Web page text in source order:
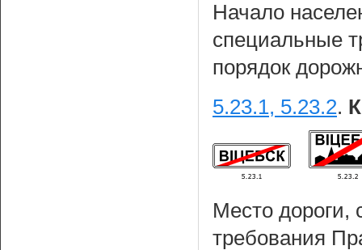
Начало
специальные
порядок
5.23.1, 5.23.2.
Место дороги,
требования